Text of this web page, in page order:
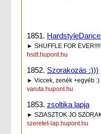
1851.
► SHUFFLE FOR EVER!!!!
hsdt.hupont.hu
1852. Szorakozás :)))
► Viccek, zenék +egyéb :)
varuta.hupont.hu
1853. zsoltika lapja
► SZIASZTOK JO
szeretet-lap.hupont.hu